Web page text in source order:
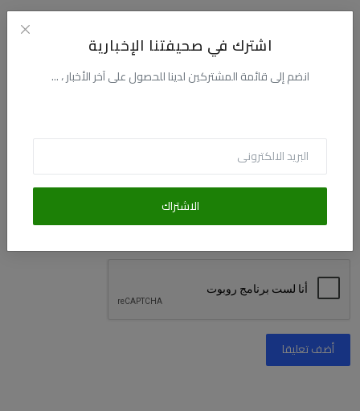
اشترك في صحيفتنا الإخبارية
انضم إلى قائمة المشتركين لدينا للحصول على آخر الأخبار ، ...
الاشتراك
الاسم
البريد الالكترونى
أضف تعليقا